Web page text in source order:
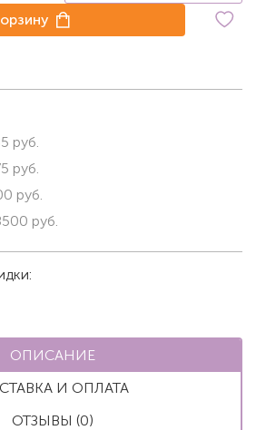
руб.
руб.
руб.
руб.
ОПИСАНИЕ
И ОПЛАТА
ОТЗЫВЫ (0)